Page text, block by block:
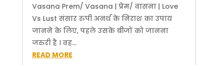
Vasana Prem/ Vasana | प्रेम/ वासना | Love
Vs Lust संसार रुपी अनर्थ के निराश का उपाय
जानने के लिए, पहले उसके बीजों को जानना
जरुरी है । वह...
READ MORE